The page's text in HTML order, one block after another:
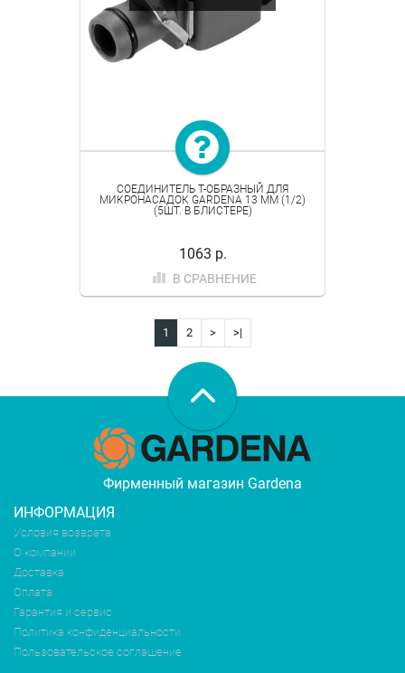
СОЕДИНИТЕЛЬ T-ОБРАЗНЫЙ ДЛЯ
МИКРОНАСАДОК GARDENA 13 ММ (1/2)
(5ШТ. В БЛИСТЕРЕ)
1063 р.
В СРАВНЕНИЕ
1 2 > >|
Фирменный магазин Gardena
ИНФОРМАЦИЯ
Условия возврата
О компании
Доставка
Оплата
Гарантия и сервис
Политика конфиденциальности
Пользовательское соглашение